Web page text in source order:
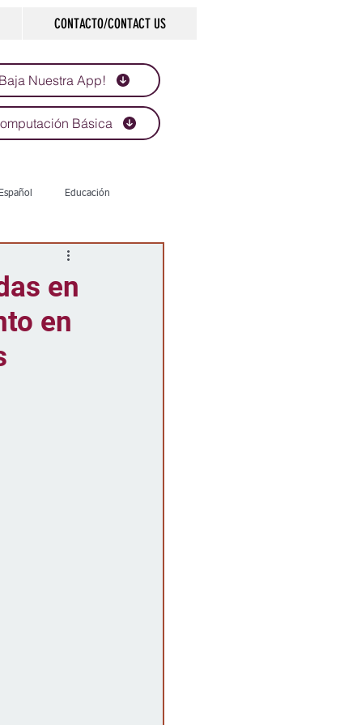
CONTACTO/CONTACT US
Nuestra App!
Básica
Español Educación
Historias que inspiran
en
en